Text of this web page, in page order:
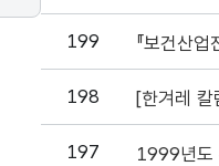
199 『보건산
198 [한겨레 칼
197 1999년도